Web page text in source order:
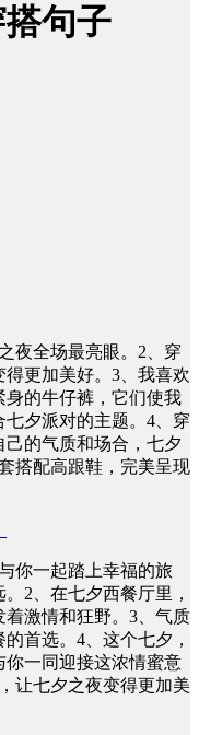
句子
夜全场最亮眼。2、穿
更加美好。3、我喜欢
身的牛仔裤，它们使我
夕派对的主题。4、穿
的气质和场合，七夕
搭配高跟鞋，完美呈现
你一起踏上幸福的旅
2、在七夕西餐厅里，
激情和狂野。3、气质
首选。4、这个七夕，
一同迎接这浓情蜜意
让七夕之夜变得更加美